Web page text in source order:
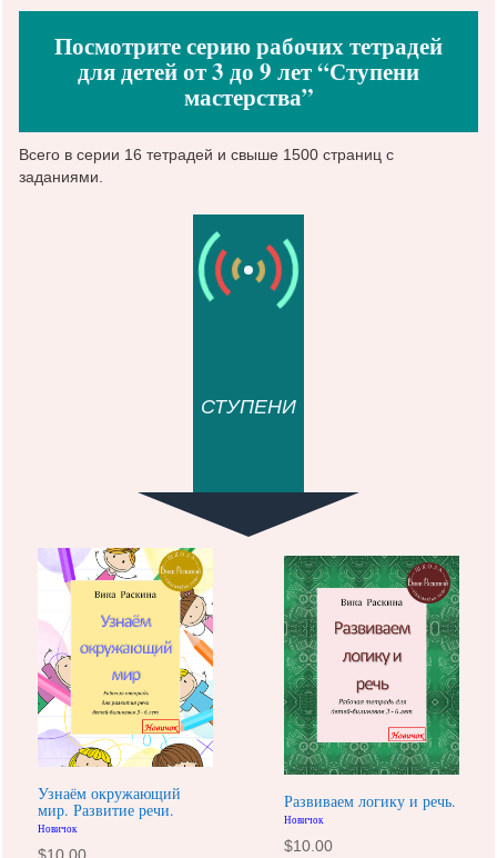
Посмотрите серию рабочих тетрадей
для детей от 3 до 9 лет “Ступени
мастерства”
Всего в серии 16 тетрадей и свыше 1500 страниц с
заданиями.
СТУПЕНИ
Узнаём окружающий
мир. Развитие речи.
Новичок
$10.00
Развиваем логику и речь.
Новичок
$10.00